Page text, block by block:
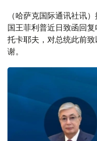
（哈萨克国际通讯社讯
国王菲利普近日致函回
托卡耶夫，对总统此前
谢。